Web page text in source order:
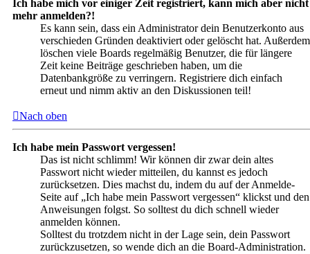
Ich habe mich vor einiger Zeit registriert, kann mich aber nicht
mehr anmelden?!
Es kann sein, dass ein Administrator dein Benutzerkonto aus
verschieden Gründen deaktiviert oder gelöscht hat. Außerdem
löschen viele Boards regelmäßig Benutzer, die für längere
Zeit keine Beiträge geschrieben haben, um die
Datenbankgröße zu verringern. Registriere dich einfach
erneut und nimm aktiv an den Diskussionen teil!
Nach oben
Ich habe mein Passwort vergessen!
Das ist nicht schlimm! Wir können dir zwar dein altes
Passwort nicht wieder mitteilen, du kannst es jedoch
zurücksetzen. Dies machst du, indem du auf der Anmelde-
Seite auf „Ich habe mein Passwort vergessen“ klickst und den
Anweisungen folgst. So solltest du dich schnell wieder
anmelden können.
Solltest du trotzdem nicht in der Lage sein, dein Passwort
zurückzusetzen, so wende dich an die Board-Administration.